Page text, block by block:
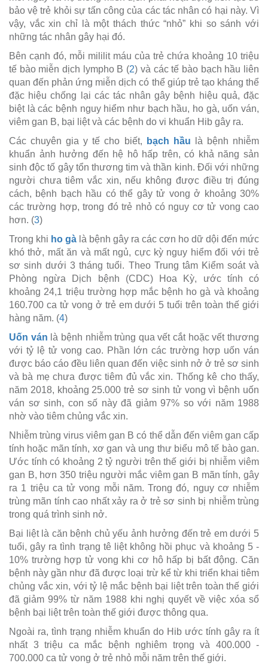
bảo vệ trẻ khỏi sự tấn công của các tác nhân có hại này. Vì
vậy, vắc xin chỉ là một thách thức “nhỏ” khi so sánh với
những tác nhân gây hại đó.
Bên cạnh đó, mỗi mililit máu của trẻ chứa khoảng 10 triệu
tế bào miễn dịch lympho B (2) và các tế bào bạch hầu liên
quan đến phản ứng miễn dịch có thể giúp trẻ tạo kháng thể
đặc hiệu chống lại các tác nhân gây bệnh hiệu quả, đặc
biệt là các bệnh nguy hiểm như bạch hầu, ho gà, uốn ván,
viêm gan B, bại liệt và các bệnh do vi khuẩn Hib gây ra.
Các chuyên gia y tế cho biết,
bạch hầu là bệnh nhiễm
khuẩn ảnh hưởng đến hệ hô hấp trên, có khả năng sản
sinh độc tố gây tổn thương tim và thần kinh. Đối với những
người chưa tiêm vắc xin, nếu không được điều trị đúng
cách, bệnh bạch hầu có thể gây tử vong ở khoảng 30%
các trường hợp, trong đó trẻ nhỏ có nguy cơ tử vong cao
hơn. (3)
Trong khi ho gà là bệnh gây ra các cơn ho dữ dội đến mức
khó thở, mất ăn và mất ngủ, cực kỳ nguy hiểm đối với trẻ
sơ sinh dưới 3 tháng tuổi. Theo Trung tâm Kiểm soát và
Phòng ngừa Dịch bệnh (CDC) Hoa Kỳ, ước tính có
khoảng 24,1 triệu trường hợp mắc bệnh ho gà và khoảng
160.700 ca tử vong ở trẻ em dưới 5 tuổi trên toàn thế giới
hàng năm. (4)
Uốn ván là bệnh nhiễm trùng qua vết cắt hoặc vết thương
với tỷ lệ tử vong cao. Phần lớn các trường hợp uốn ván
được báo cáo đều liên quan đến việc sinh nở ở trẻ sơ sinh
và bà mẹ chưa được tiêm đủ vắc xin. Thống kê cho thấy,
năm 2018, khoảng 25.000 trẻ sơ sinh tử vong vì bệnh uốn
ván sơ sinh, con số này đã giảm 97% so với năm 1988
nhờ vào tiêm chủng vắc xin.
Nhiễm trùng virus viêm gan B có thể dẫn đến viêm gan cấp
tính hoặc mãn tính, xơ gan và ung thư biểu mô tế bào gan.
Ước tính có khoảng 2 tỷ người trên thế giới bị nhiễm viêm
gan B, hơn 350 triệu người mắc viêm gan B mãn tính, gây
ra 1 triệu ca tử vong mỗi năm. Trong đó, nguy cơ nhiễm
trùng mãn tính cao nhất xảy ra ở trẻ sơ sinh bị nhiễm trùng
trong quá trình sinh nở.
Bại liệt là căn bệnh chủ yếu ảnh hưởng đến trẻ em dưới 5
tuổi, gây ra tình trạng tê liệt không hồi phục và khoảng 5 -
10% trường hợp tử vong khi cơ hô hấp bị bất động. Căn
bệnh này gần như đã được loại trừ kể từ khi triển khai tiêm
chủng vắc xin, với tỷ lệ mắc bệnh bại liệt trên toàn thế giới
đã giảm 99% từ năm 1988 khi nghị quyết về việc xóa sổ
bệnh bại liệt trên toàn thế giới được thông qua.
Ngoài ra, tình trạng nhiễm khuẩn do Hib ước tính gây ra ít
nhất 3 triệu ca mắc bệnh nghiêm trọng và 400.000 -
700.000 ca tử vong ở trẻ nhỏ mỗi năm trên thế giới.